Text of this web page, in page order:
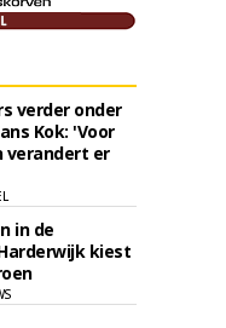
verder onder
Kok: 'Voor
verandert er
in de
kiest